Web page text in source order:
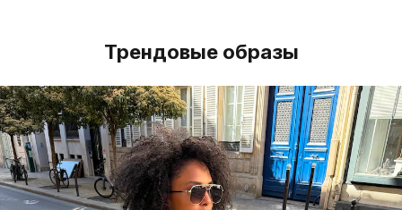
Трендовые образы